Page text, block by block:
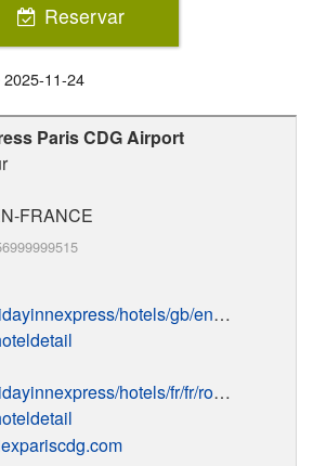
Reservar
2025-11-24
Paris CDG Airport
FRANCE
hotels/gb/en/roissy-
hotels/fr/fr/roissy-